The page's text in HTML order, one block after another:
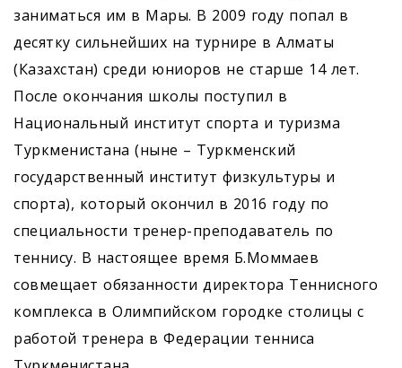
заниматься им в Мары. В 2009 году попал в
десятку сильнейших на турнире в Алматы
(Казахстан) среди юниоров не старше 14 лет.
После окончания школы поступил в
Национальный институт спорта и туризма
Туркменистана (ныне – Туркменский
государственный институт физкультуры и
спорта), который окончил в 2016 году по
специальности тренер-преподаватель по
теннису. В настоящее время Б.Моммаев
совмещает обязанности директора Теннисного
комплекса в Олимпийском городке столицы с
работой тренера в Федерации тенниса